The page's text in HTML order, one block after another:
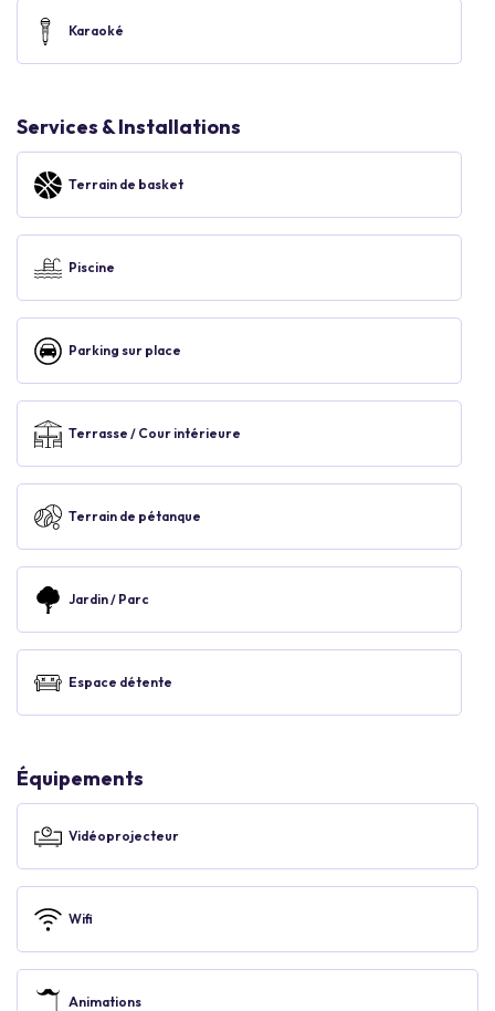
Karaoké
Services & Installations
Terrain de basket
Piscine
Parking sur place
Terrasse / Cour intérieure
Terrain de pétanque
Jardin / Parc
Espace détente
Équipements
Vidéoprojecteur
Wifi
Animations